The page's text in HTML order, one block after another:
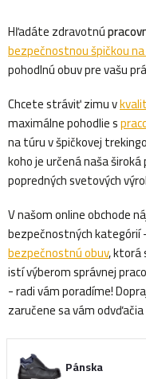
Hľadáte zdravotnú
bezpečnostnou špičkou
pohodlnú obuv pre vašu
Chcete stráviť zimu v
maximálne pohodlie s
na túru v špičkovej
koho je určená naša
popredných svetových
V našom online obchode
bezpečnostných kategórií
bezpečnostnú obuv, ktorá
istí výberom správnej
- radi vám poradíme!
zaručene sa vám
Pánska